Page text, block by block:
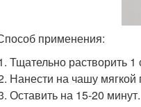
применения:
Тщательно растворить
Нанести на чашу мягкой
Оставить на 15-20 минут.